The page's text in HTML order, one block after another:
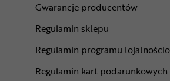
Gwarancje producentów
Regulamin sklepu
Regulamin programu
Regulamin kart podarunkowych